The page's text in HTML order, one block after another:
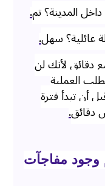
المدينة؟ تم.
عائلية؟ سهل.
دقائق لأنك لن
العملية
أن تبدأ فترة
دقائق.
وجود مفاجآت